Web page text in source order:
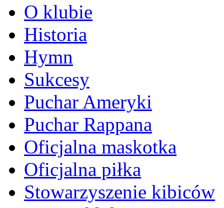
O klubie
Historia
Hymn
Sukcesy
Puchar Ameryki
Puchar Rappana
Oficjalna maskotka
Oficjalna piłka
Stowarzyszenie kibiców